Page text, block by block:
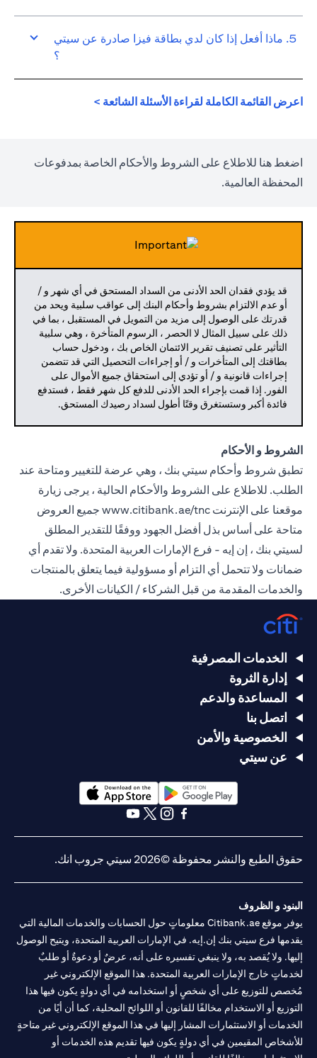
5. ماذا أفعل إذا كان لدي بطاقة فيزا صادرة عن سيتي
؟
اعرض القائمة الكاملة لقراءة الأسئلة الشائعة >
اضغط هنا للاطلاع على الشروط والأحكام الخاصة بمدفوعات
المحفظة العالمية.
قد يؤدي فقدان الحد الأدنى من السداد المستحق في أي شهر و /
أو عدم الالتزام بشروط وأحكام البنك إلى عواقب سلبية ويحد من
قدرتك على الوصول إلى مزيد من التمويل في المستقبل ، بما في
ذلك على سبيل المثال لا الحصر ، الرسوم المتأخرة ، وهي سلبية
التأثير على تصنيف تقرير الائتمان الخاص بك ، ودخول حساب
بطاقتك إلى المتأخرات و / أو إجراءات التحصيل التي قد تتضمن
إجراءات قانونية و / أو تؤدي إلى استحقاق جميع الأموال على
الفور. إذا قمت بإجراء الحد الأدنى للدفع كل شهر فقط ، فستدفع
فائدة أكبر وستستغرق وقتًا أطول لسداد رصيدك المستحق.
الشروط و الأحكام
تطبق شروط وأحكام سيتي بنك ، وهي عرضة للتغيير ومتاحة عند
الطلب. للاطلاع على الشروط والأحكام الحالية ، يرجى زيارة
موقعنا على الإنترنت www.citibank.ae/tnc جميع العروض
متاحة على أساس بذل أفضل الجهود ووفقًا للتقدير المطلق
لسيتي بنك ، إن إيه - فرع الإمارات العربية المتحدة. ولا تقدم أي
ضمانات ولا تتحمل أي التزام أو مسؤولية فيما يتعلق بالمنتجات
والخدمات المقدمة من قبل الشركاء / الكيانات الأخرى.
الخدمات المصرفية
إدارة الثروة
المساعدة والدعم
اتصل بنا
الخصوصية والأمن
عن سيتي
(opens in a new tab)
حقوق الطبع والنشر محفوظة ©2026 سيتي جروب انك.
البنود و الظروف
يوفر موقع Citibank.ae معلوماتٍ حول الحسابات والخدمات المالية التي
يقدمها فرع سيتي بنك إن.إيه. في الإمارات العربية المتحدة، ويتيح الوصول
إليها. ولا يُقصد به، ولا ينبغي تفسيره على أنه، عرضٌ أو دعوةٌ أو طلبٌ
لخدماتٍ خارج الإمارات العربية المتحدة. هذا الموقع الإلكتروني غير
مُخصص للتوزيع على أي شخصٍ أو استخدامه في أي دولةٍ يكون فيها هذا
التوزيع أو الاستخدام مخالفًا للقانون أو اللوائح المحلية، كما أن أيًا من
الخدمات أو الاستثمارات المشار إليها في هذا الموقع الإلكتروني غير متاحةٍ
للأشخاص المقيمين في أي دولةٍ يكون فيها تقديم هذه الخدمات أو